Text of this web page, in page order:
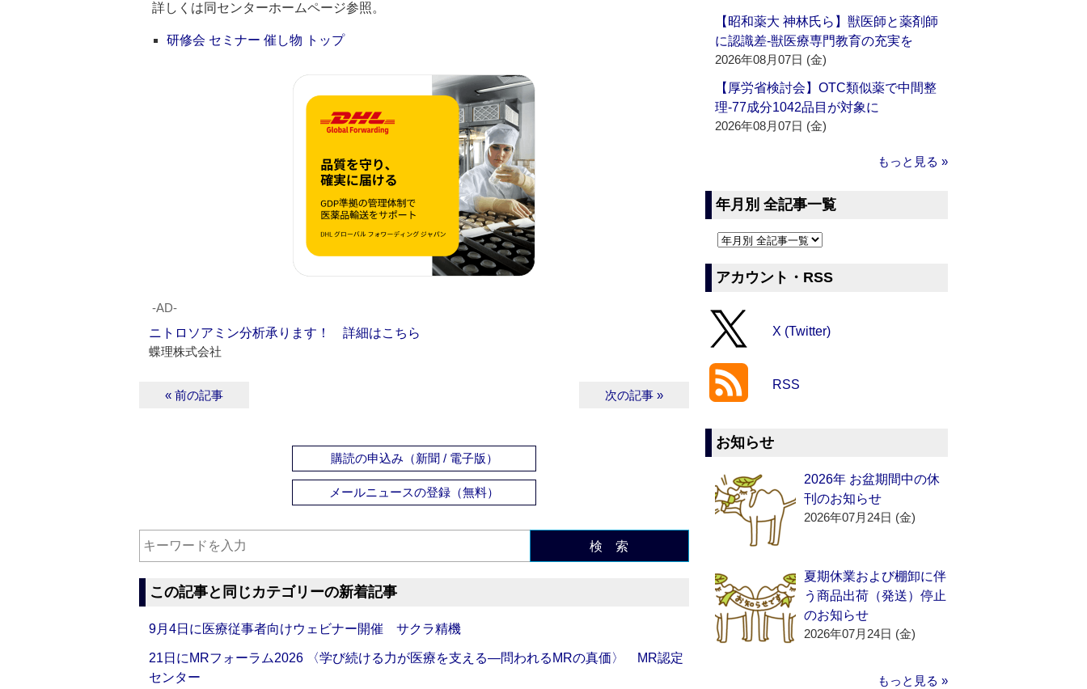
詳しくは同センターホームページ参照。
研修会 セミナー 催し物 トップ
‐AD‐
ニトロソアミン分析承ります！ 詳細はこちら
蝶理株式会社
« 前の記事 次の記事 »
購読の申込み（新聞 / 電子版）
メールニュースの登録（無料）
検 索
この記事と同じカテゴリーの新着記事
9月4日に医療従事者向けウェビナー開催 サクラ精機
21日にMRフォーラム2026 〈学び続ける力が医療を支える―問われるMRの真価〉 MR認定
センター
【昭和薬大 神林氏ら】獣医師と薬剤師
に認識差‐獣医療専門教育の充実を
2026年08月07日 (金)
【厚労省検討会】OTC類似薬で中間整
理‐77成分1042品目が対象に
2026年08月07日 (金)
もっと見る »
年月別 全記事一覧
アカウント・RSS
X (Twitter)
RSS
お知らせ
2026年 お盆期間中の休
刊のお知らせ
2026年07月24日 (金)
夏期休業および棚卸に伴
う商品出荷（発送）停止
のお知らせ
2026年07月24日 (金)
もっと見る »